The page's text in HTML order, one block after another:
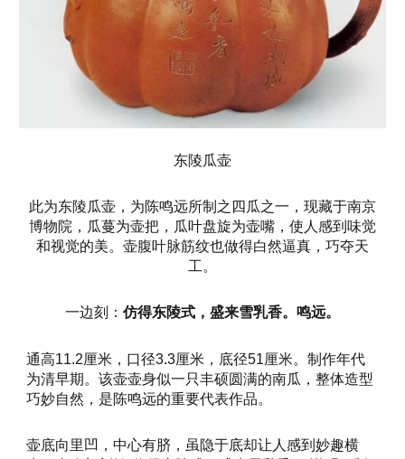
东陵瓜壶
此为东陵瓜壶，为陈鸣远所制之四瓜之一，现藏于南京
博物院，瓜蔓为壶把，瓜叶盘旋为壶嘴，使人感到味觉
和视觉的美。壶腹叶脉筋纹也做得白然逼真，巧夺天
工。
一边刻： 仿得东陵式，盛来雪乳香。鸣远。
通高11.2厘米，口径3.3厘米，底径51厘米。制作年代
为清早期。该壶壶身似一只丰硕圆满的南瓜，整体造型
巧妙自然，是陈鸣远的重要代表作品。
壶底向里凹，中心有脐，虽隐于底却让人感到妙趣横